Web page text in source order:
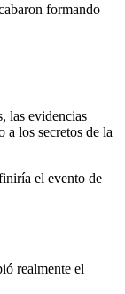
formando
las evidencias
a los secretos de la
el evento de
realmente el